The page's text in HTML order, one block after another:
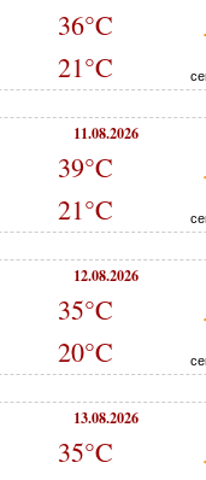
36°C
21°C
11.08.2026
39°C
21°C
12.08.2026
35°C
20°C
13.08.2026
35°C